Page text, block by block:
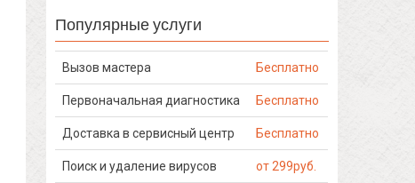
Популярные услуги
Вызов мастера Бесплатно
Первоначальная диагностика Бесплатно
Доставка в сервисный центр Бесплатно
Поиск и удаление вирусов от 299руб.